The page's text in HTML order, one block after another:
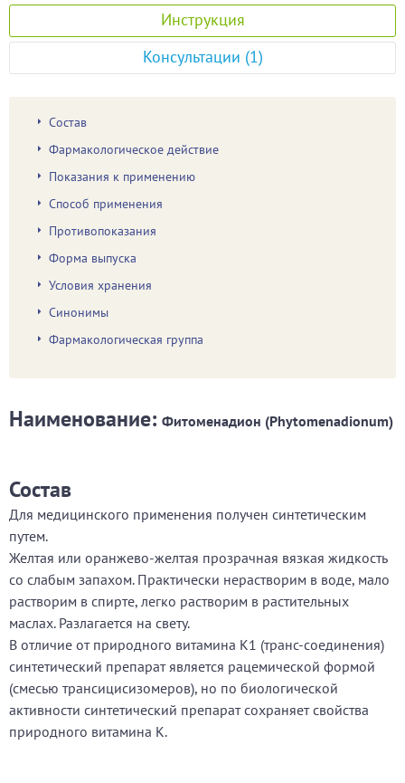
Инструкция
Консультации (1)
Состав
Фармакологическое действие
Показания к применению
Способ применения
Противопоказания
Форма выпуска
Условия хранения
Синонимы
Фармакологическая группа
Наименование: Фитоменадион (Phytomenadionum)
Состав
Для медицинского применения получен синтетическим
путем.
Желтая или оранжево-желтая прозрачная вязкая жидкость
со слабым запахом. Практически нерастворим в воде, мало
растворим в спирте, легко растворим в растительных
маслах. Разлагается на свету.
В отличие от природного витамина К1 (транс-соединения)
синтетический препарат является рацемической формой
(смесью трансицисизомеров), но по биологической
активности синтетический препарат сохраняет свойства
природного витамина К.